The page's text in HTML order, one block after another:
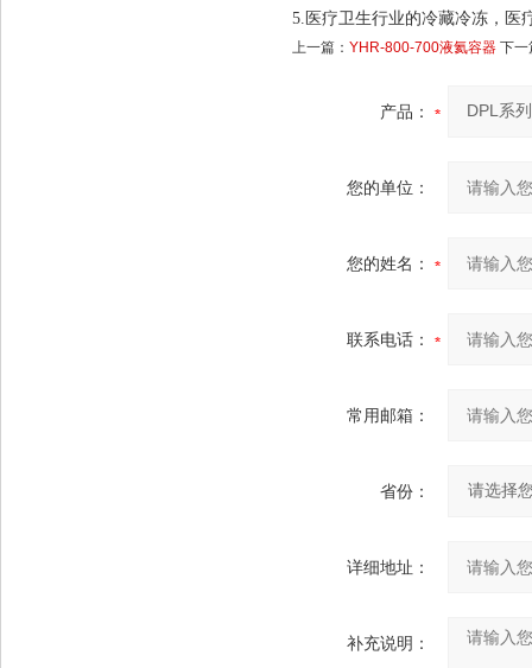
5.医疗卫生行业的冷藏冷冻，医
上一篇： YHR-800-700液氦容器 下一
产品：
您的单位：
您的姓名：
联系电话：
常用邮箱：
省份：
详细地址：
补充说明：